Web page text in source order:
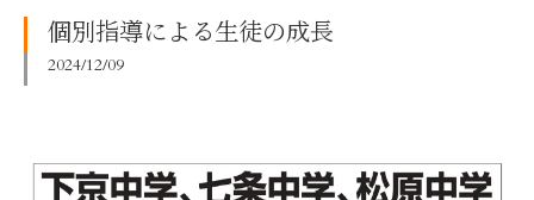
個別指導による生徒の成長
2024/12/09